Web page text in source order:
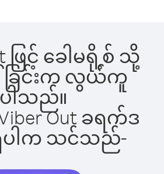
ဖြင့် ခေါမရို့စ် သို့
ခြင်းက လွယ်ကူ
ပါသည်။
Out ခရက်ဒ
ရှိပါက သင်သည်-